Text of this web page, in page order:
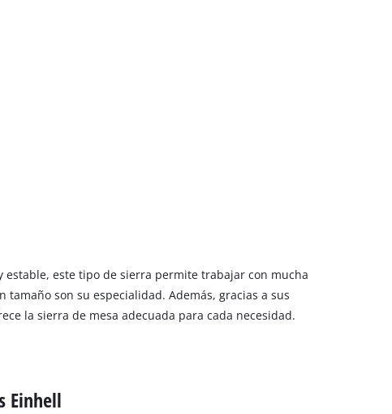
este tipo de sierra permite trabajar con mucha
son su especialidad. Además, gracias a sus
la sierra de mesa adecuada para cada necesidad.
Einhell